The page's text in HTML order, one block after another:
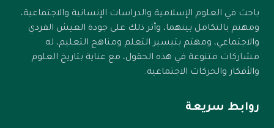
باحث في العلوم الإسلامية والدراسات الإنسانية والاجتماعية،
ومهتم بالتكامل بينهما، وأثر ذلك على جودة العيش الفردي
والاجتماعي، ومهتم بتيسير التعلم ومناهج التعليم، له
مشاركات متنوعة في هذه الحقول، مع عناية بتاريخ العلوم
والأفكار والحركات الاجتماعية.
روابط سريعة